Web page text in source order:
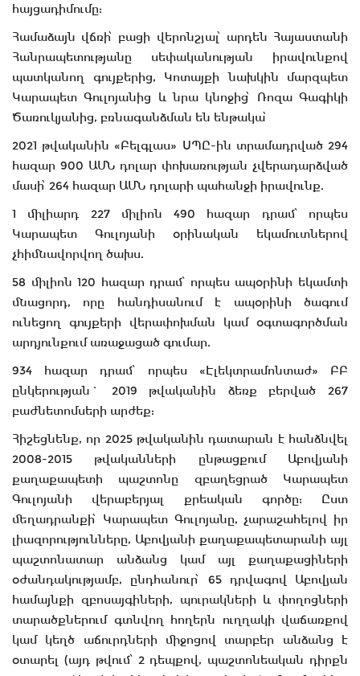
հայցադիմումը:
Համաձայն վճռի՝ բացի վերոնշյալ՝ արդեն Հայաստանի
Հանրապետությանը սեփականության իրավունքով
պատկանող գույքերից, Կոտայքի նախկին մարզպետ
Կարապետ Գուլոյանից և նրա կնոջից՝ Ռոզա Գագիկի
Ծառուկյանից, բռնագանձման են ենթակա՝
2021 թվականին «Բելգլաս» ՍՊԸ-ին տրամադրված 294
հազար 900 ԱՄՆ դոլար փոխառության չվերադարձված
մասի՝ 264 հազար ԱՄՆ դոլարի պահանջի իրավունք.
1 միլիարդ 227 միլիոն 490 հազար դրամ՝ որպես
Կարապետ Գուլոյանի օրինական եկամուտներով
չհիմնավորվող ծախս.
58 միլիոն 120 հազար դրամ՝ որպես ապօրինի եկամտի
մնացորդ, որը հանդիսանում է ապօրինի ծագում
ունեցող գույքերի վերափոխման կամ օգտագործման
արդյունքում առաջացած գումար.
934 հազար դրամ՝ որպես «Էլեկտրամոնտաժ» ԲԲ
ընկերության` 2019 թվականին ձեռք բերված 267
բաժնետոմսերի արժեք:
Հիշեցնենք, որ 2025 թվականին դատարան է հանձնվել
2008-2015 թվականների ընթացքում Աբովյանի
քաղաքապետի պաշտոնը զբաղեցրած Կարապետ
Գուլոյանի վերաբերյալ քրեական գործը: Ըստ
մեղադրանքի՝ Կարապետ Գուլոյանը, չարաշահելով իր
լիազորությունները, Աբովյանի քաղաքապետարանի այլ
պաշտոնատար անձանց կամ այլ քաղաքացիների
օժանդակությամբ, ընդհանուր՝ 65 դրվագով Աբովյան
համայնքի զբոսայգիների, պուրակների և փողոցների
տարածքներում գտնվող հողերն ուղղակի վաճառքով
կամ կեղծ աճուրդների միջոցով տարբեր անձանց է
օտարել (այդ թվում՝ 2 դեպքով, պաշտոնեական դիրքն